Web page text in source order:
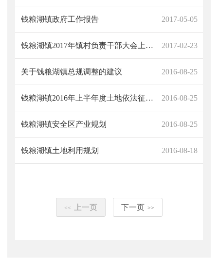
钱粮湖镇政府工作报告 2017-05-05
钱粮湖镇2017年镇村负责干部大会上的讲话 2017-02-23
关于钱粮湖镇总规调整的建议 2016-08-25
钱粮湖镇2016年上半年度土地依法征收和禁拆治违工作情况总结 2016-08-25
钱粮湖镇安全区产业规划 2016-08-25
钱粮湖镇土地利用规划 2016-08-18
<< 上一页 下一页 >>